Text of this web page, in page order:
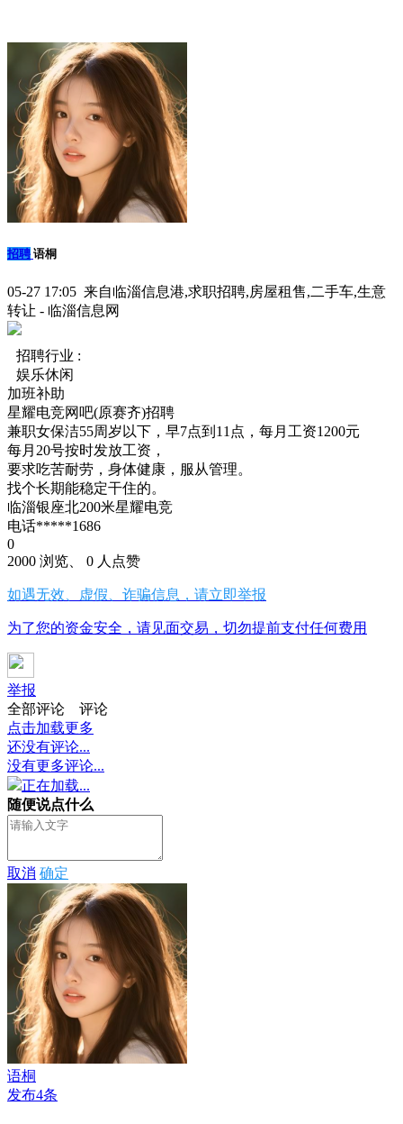
招聘 语桐
05-27 17:05 来自临淄信息港,求职招聘,房屋租售,二手车,生意
转让 - 临淄信息网
招聘行业 :
娱乐休闲
加班补助
星耀电竞网吧(原赛齐)招聘
兼职女保洁55周岁以下，早7点到11点，每月工资1200元
每月20号按时发放工资，
要求吃苦耐劳，身体健康，服从管理。
找个长期能稳定干住的。
临淄银座北200米星耀电竞
电话*****1686
0
2000 浏览、 0 人点赞
如遇无效、虚假、诈骗信息，请立即举报
为了您的资金安全，请见面交易，切勿提前支付任何费用
举报
全部评论
评论
点击加载更多
还没有评论...
没有更多评论...
正在加载...
随便说点什么
取消 确定
语桐
发布4条